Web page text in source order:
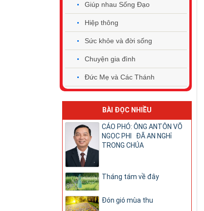
Giúp nhau Sống Đạo
Hiệp thông
Sức khỏe và đời sống
Chuyện gia đình
Đức Mẹ và Các Thánh
BÀI ĐỌC NHIỀU
CÁO PHÓ: ÔNG ANTÔN VÕ
NGỌC PHI ĐÃ AN NGHỉ
TRONG CHÚA
Tháng tám về đây
Đón gió mùa thu